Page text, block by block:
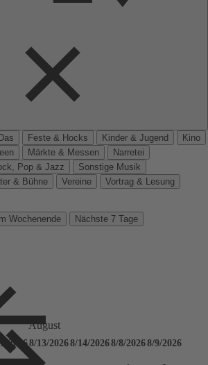
Feste & Hocks Kinder & Jugend
Kino
Märkte & Messen
Narretei
Pop & Jazz
Sonstige Musik
& Bühne Vereine
Vortrag & Lesung
Wochenende Nächste 7 Tage